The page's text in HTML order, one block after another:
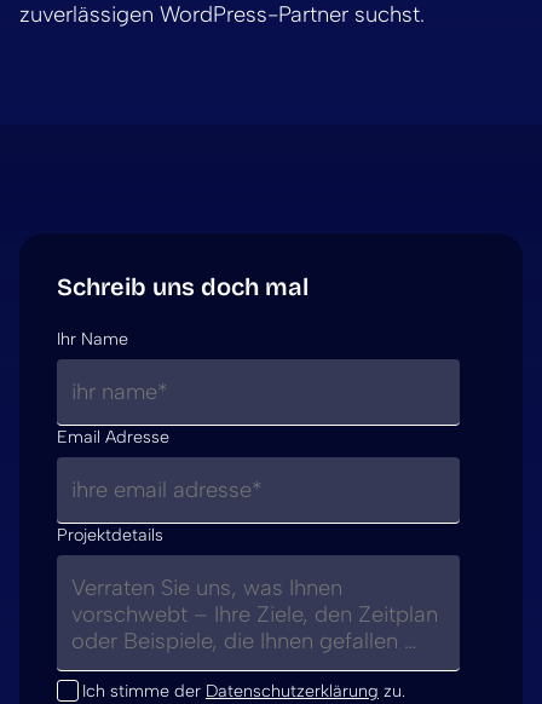
zuverlässigen WordPress-Partner suchst.
Schreib uns doch mal
Ihr Name
Email Adresse
Projektdetails
Ich stimme der Datenschutzerklärung zu.
A
l
r
n
v
e